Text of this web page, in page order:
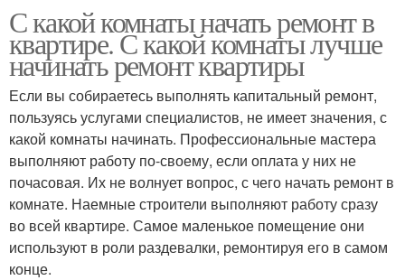
С какой комнаты начать ремонт в
квартире. С какой комнаты лучше
начинать ремонт квартиры
Если вы собираетесь выполнять капитальный ремонт,
пользуясь услугами специалистов, не имеет значения, с
какой комнаты начинать. Профессиональные мастера
выполняют работу по-своему, если оплата у них не
почасовая. Их не волнует вопрос, с чего начать ремонт в
комнате. Наемные строители выполняют работу сразу
во всей квартире. Самое маленькое помещение они
используют в роли раздевалки, ремонтируя его в самом
конце.